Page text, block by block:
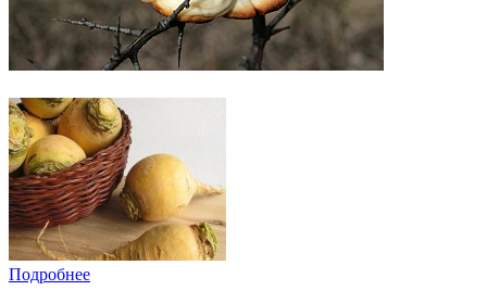
Подробнее